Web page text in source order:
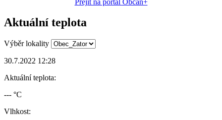
Aktuální teplota
Výběr lokality
30.7.2022 12:28
Aktuální teplota:
--- °C
Vlhkost: